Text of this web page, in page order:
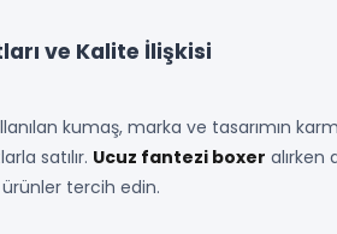
ve Kalite İlişkisi
kumaş, marka ve tasarımın
satılır. Ucuz fantezi boxer alırken
tercih edin.